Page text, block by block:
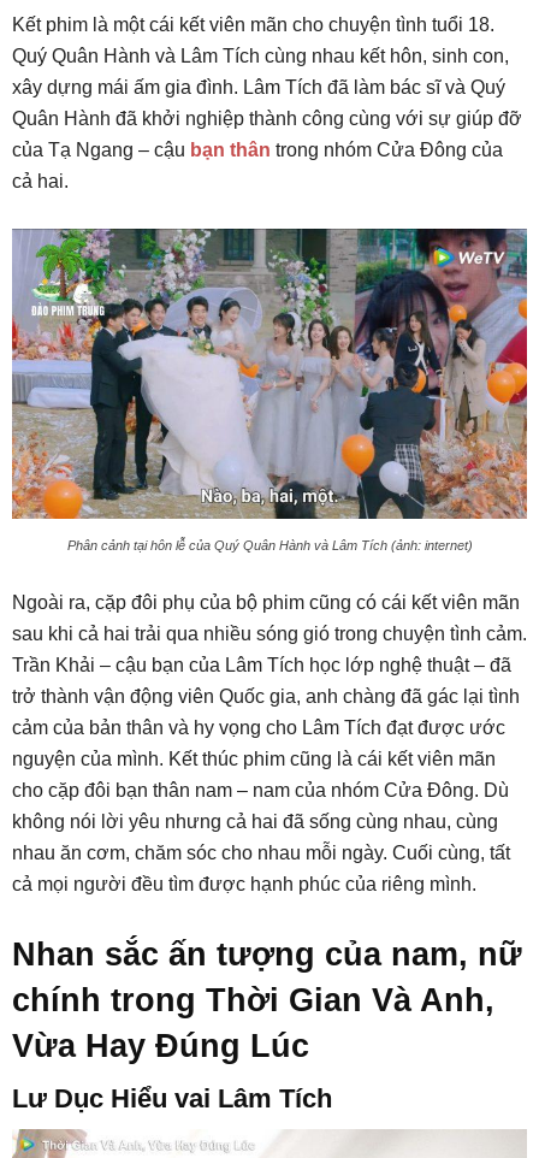
Kết phim là một cái kết viên mãn cho chuyện tình tuổi 18.
Quý Quân Hành và Lâm Tích cùng nhau kết hôn, sinh con,
xây dựng mái ấm gia đình. Lâm Tích đã làm bác sĩ và Quý
Quân Hành đã khởi nghiệp thành công cùng với sự giúp đỡ
của Tạ Ngang – cậu bạn thân trong nhóm Cửa Đông của
cả hai.
Phân cảnh tại hôn lễ của Quý Quân Hành và Lâm Tích (ảnh: internet)
Ngoài ra, cặp đôi phụ của bộ phim cũng có cái kết viên mãn
sau khi cả hai trải qua nhiều sóng gió trong chuyện tình cảm.
Trần Khải – cậu bạn của Lâm Tích học lớp nghệ thuật – đã
trở thành vận động viên Quốc gia, anh chàng đã gác lại tình
cảm của bản thân và hy vọng cho Lâm Tích đạt được ước
nguyện của mình. Kết thúc phim cũng là cái kết viên mãn
cho cặp đôi bạn thân nam – nam của nhóm Cửa Đông. Dù
không nói lời yêu nhưng cả hai đã sống cùng nhau, cùng
nhau ăn cơm, chăm sóc cho nhau mỗi ngày. Cuối cùng, tất
cả mọi người đều tìm được hạnh phúc của riêng mình.
Nhan sắc ấn tượng của nam, nữ
chính trong Thời Gian Và Anh,
Vừa Hay Đúng Lúc
Lư Dục Hiểu vai Lâm Tích